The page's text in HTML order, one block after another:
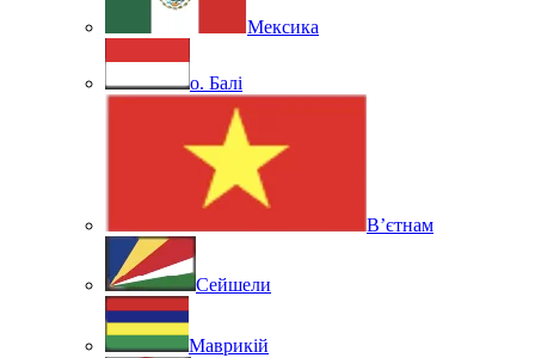
Мексика
о. Балі
В’єтнам
Сейшели
Маврикій